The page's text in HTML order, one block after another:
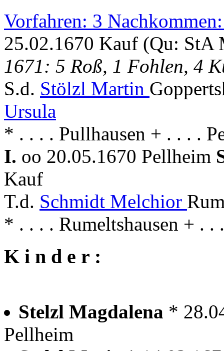
Vorfahren: 3
25.02.1670 Kauf (Qu: StA
1671: 5 Roß, 1 Fohlen, 4
S.d. Stölzl Martin
Ursula
* . . . . Pullhausen + . . . .
I. oo 20.05.1670 Pellheim
Kauf
T.d. Schmidt Melchior
* . . . . Rumeltshausen + . .
K i n d e r :
Stelzl Magdalena *
Pellheim